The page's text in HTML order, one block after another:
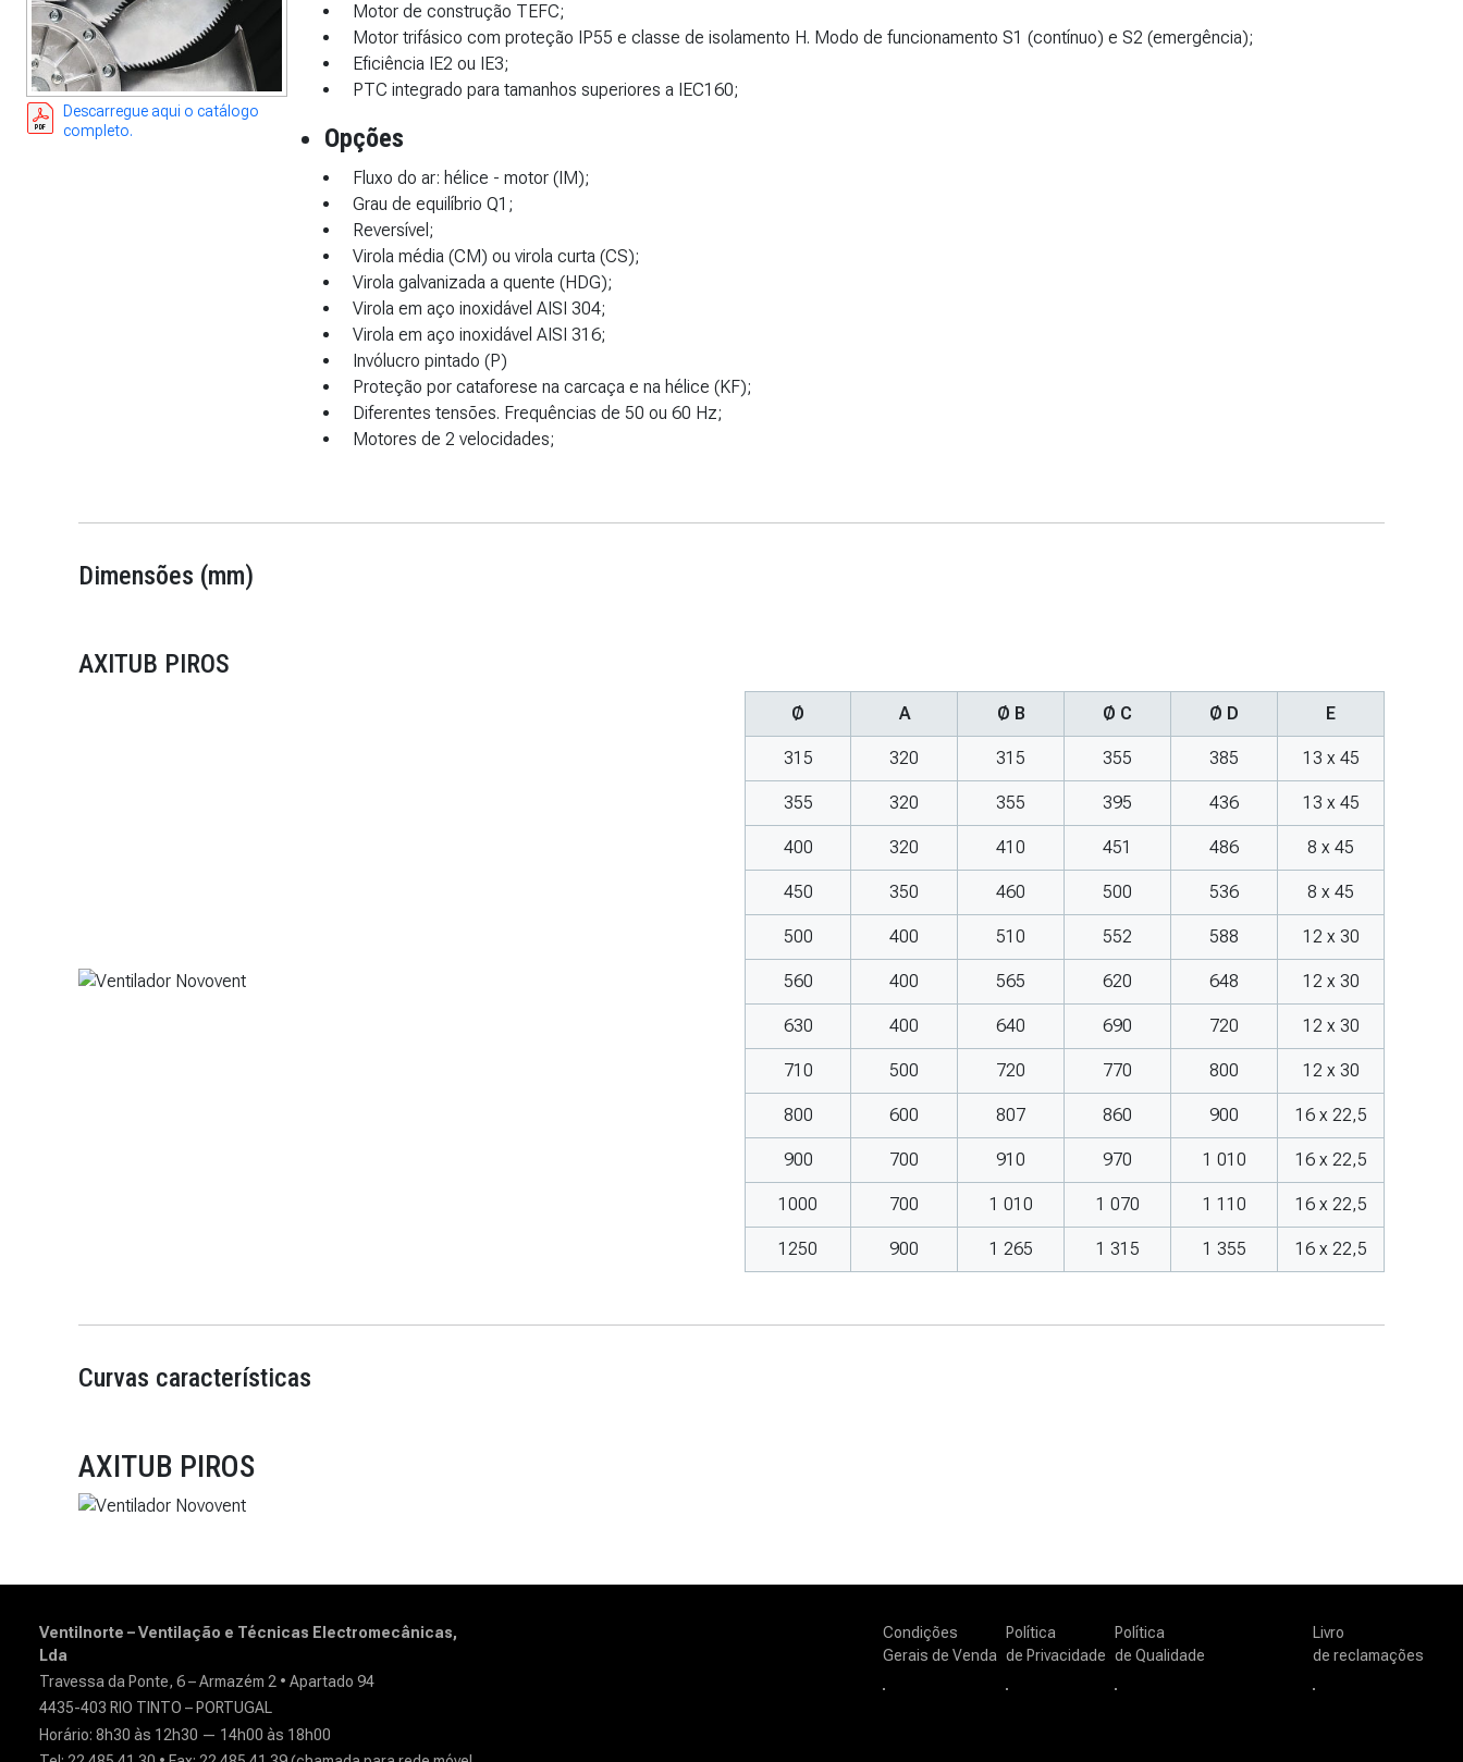
Descarregue aqui o catálogo
completo.
Motor de construção TEFC;
Motor trifásico com proteção IP55 e classe de isolamento H. Modo de funcionamento S1 (contínuo) e S2 (emergência);
Eficiência IE2 ou IE3;
PTC integrado para tamanhos superiores a IEC160;
Opções
Fluxo do ar: hélice - motor (IM);
Grau de equilíbrio Q1;
Reversível;
Virola média (CM) ou virola curta (CS);
Virola galvanizada a quente (HDG);
Virola em aço inoxidável AISI 304;
Virola em aço inoxidável AISI 316;
Invólucro pintado (P)
Proteção por cataforese na carcaça e na hélice (KF);
Diferentes tensões. Frequências de 50 ou 60 Hz;
Motores de 2 velocidades;
Dimensões (mm)
AXITUB PIROS
Ø A Ø B Ø C Ø D E
315 320 315 355 385 13 x 45
355 320 355 395 436 13 x 45
400 320 410 451 486 8 x 45
450 350 460 500 536 8 x 45
500 400 510 552 588 12 x 30
560 400 565 620 648 12 x 30
630 400 640 690 720 12 x 30
710 500 720 770 800 12 x 30
800 600 807 860 900 16 x 22,5
900 700 910 970 1 010 16 x 22,5
1000 700 1 010 1 070 1 110 16 x 22,5
1250 900 1 265 1 315 1 355 16 x 22,5
Curvas características
AXITUB PIROS
Ventilnorte – Ventilação e Técnicas Electromecânicas,
Lda
Travessa da Ponte, 6 – Armazém 2 • Apartado 94
4435-403 RIO TINTO – PORTUGAL
Horário: 8h30 às 12h30 — 14h00 às 18h00
Condições
Gerais de Venda
Política
de Privacidade
Política
de Qualidade
Livro
de reclamações